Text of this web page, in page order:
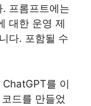
프롬프트에는
대한 운영 제
다. 포함될 수
를 이
드를 만들었